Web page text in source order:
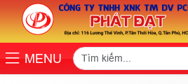
MENU